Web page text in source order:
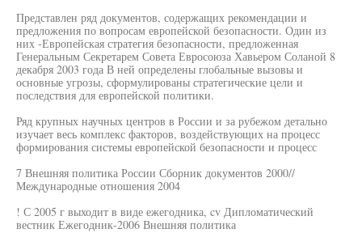
Представлен ряд документов, содержащих рекомендации и
предложения по вопросам европейской безопасности. Один из
них -Европейская стратегия безопасности, предложенная
Генеральным Секретарем Совета Евросоюза Хавьером Соланой 8
декабря 2003 года В ней определены глобальные вызовы и
основные угрозы, сформулированы стратегические цели и
последствия для европейской политики.
Ряд крупных научных центров в России и за рубежом детально
изучает весь комплекс факторов, воздействующих на процесс
формирования системы европейской безопасности и процесс
7 Внешняя политика России Сборник документов 2000//
Международные отношения 2004
! С 2005 г выходит в виде ежегодника, cv Дипломатический
вестник Ежегодник-2006 Внешняя политика